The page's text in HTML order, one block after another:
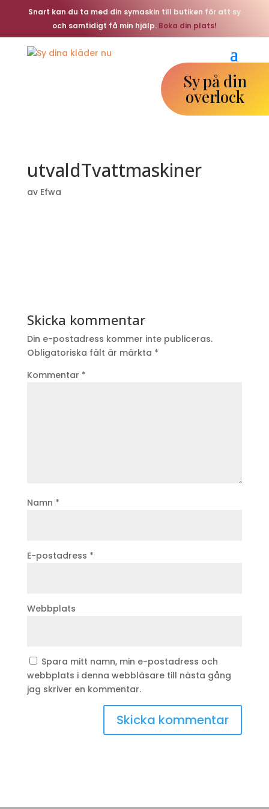
Snart kan du ta med din symaskin till butiken för att sy
och samtidigt få min hjälp. Boka din plats!
Sy på din
overlock
utvaldTvattmaskiner
av Efwa
Skicka kommentar
Din e-postadress kommer inte publiceras.
Obligatoriska fält är märkta *
Kommentar *
Namn *
E-postadress *
Webbplats
Spara mitt namn, min e-postadress och
webbplats i denna webbläsare till nästa gång
jag skriver en kommentar.